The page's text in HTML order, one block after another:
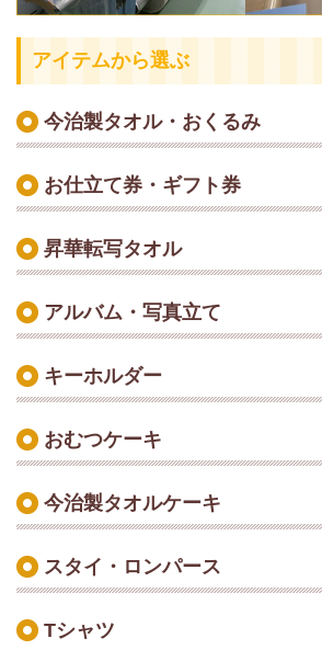
アイテムから選ぶ
今治製タオル・おくるみ
お仕立て券・ギフト券
昇華転写タオル
アルバム・写真立て
キーホルダー
おむつケーキ
今治製タオルケーキ
スタイ・ロンパース
Tシャツ